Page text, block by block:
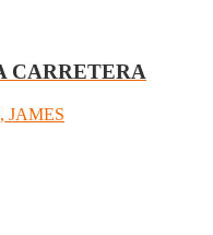
CARRETERA
JAMES